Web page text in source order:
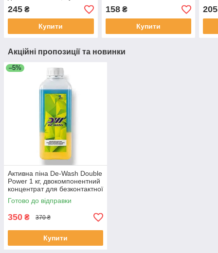
245 ₴
Купити
158₴
Купити
205
Акційні пропозиції та новинки
–5%
Активна піна De-Wash Double
Power 1 кг, двокомпонентний
концентрат для безконтактної
мийки
Готово до відправки
350 ₴ 370 ₴
Купити